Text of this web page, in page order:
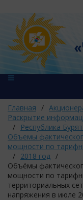
Главная /
Раскрытие
/
Республика
Объемы
мощности по
/ 2018 год /
Объёмы
мощности по
территориальных
напряжения в июле